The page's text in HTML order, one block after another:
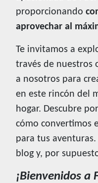
proporcionando
aprovechar al
Te invitamos a
través de nuestros
a nosotros para
en este rincón del
hogar. Descubre
cómo convertimos
para tus
blog y, por
¡Bienvenidos a